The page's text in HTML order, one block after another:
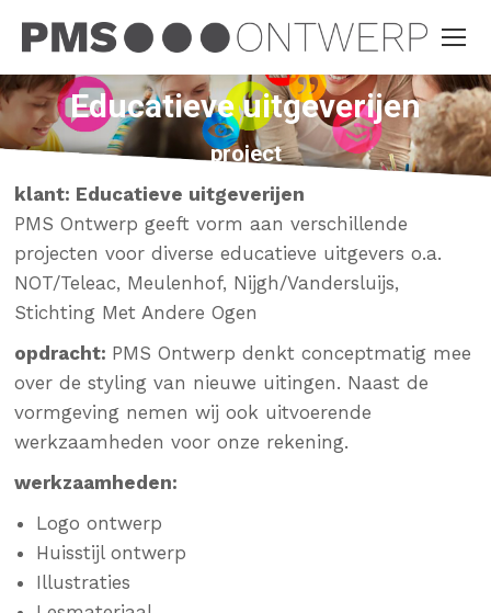
Educatieve uitgeverijen
project
klant: Educatieve uitgeverijen
PMS Ontwerp geeft vorm aan verschillende
projecten voor diverse educatieve uitgevers o.a.
NOT/Teleac, Meulenhof, Nijgh/Vandersluijs,
Stichting Met Andere Ogen
opdracht: PMS Ontwerpdenkt conceptmatig mee
over de styling van nieuwe uitingen. Naast de
vormgeving nemen wij ook uitvoerende
werkzaamheden voor onze rekening.
werkzaamheden:
Logo ontwerp
Huisstijl ontwerp
Illustraties